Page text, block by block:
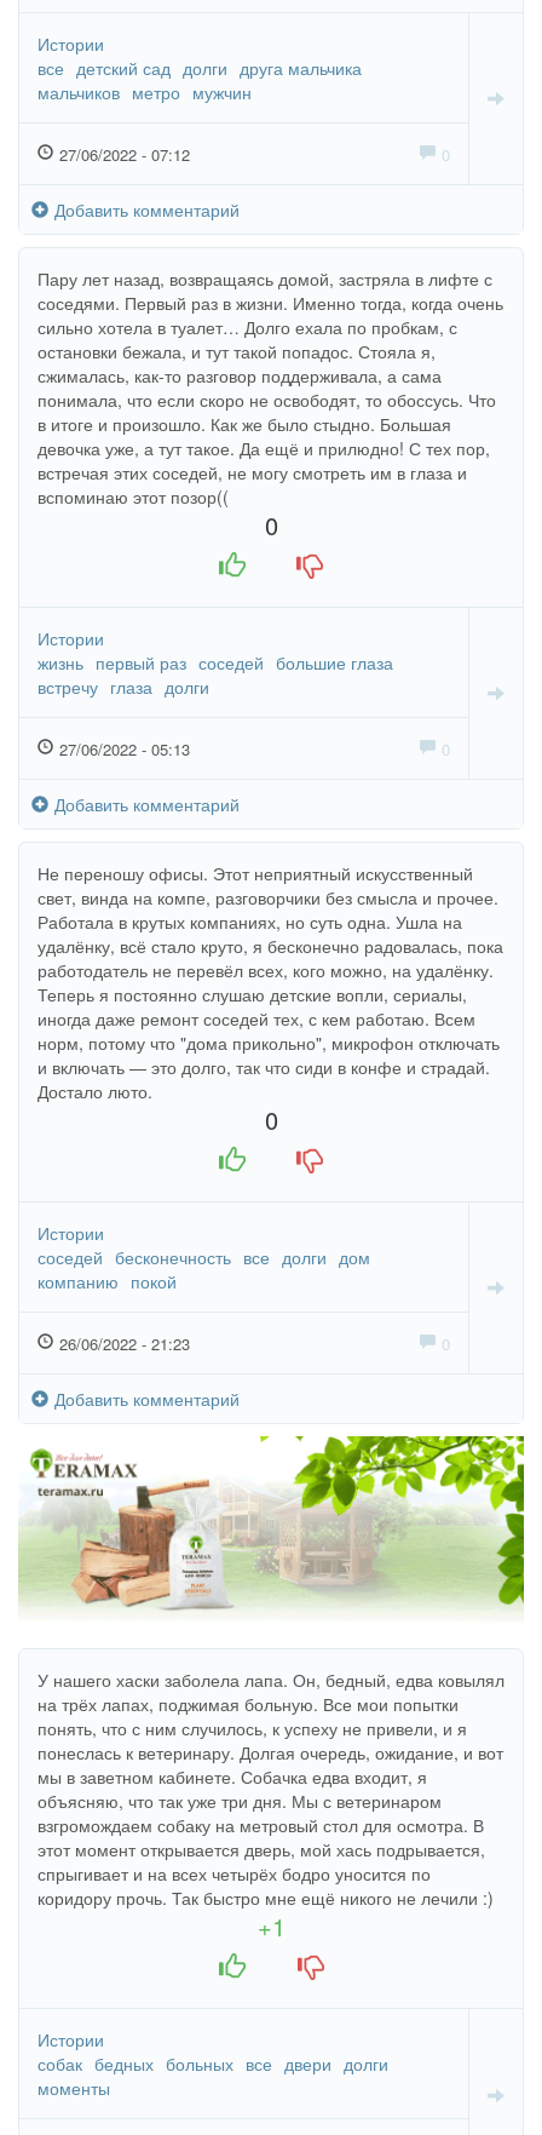
Истории
все детский сад долги друга мальчика
мальчиков метро мужчин
27/06/2022 - 07:12 0
Добавить комментарий
Пару лет назад, возвращаясь домой, застряла в лифте с
соседями. Первый раз в жизни. Именно тогда, когда очень
сильно хотела в туалет… Долго ехала по пробкам, с
остановки бежала, и тут такой попадос. Стояла я,
сжималась, как-то разговор поддерживала, а сама
понимала, что если скоро не освободят, то обоссусь. Что
в итоге и произошло. Как же было стыдно. Большая
девочка уже, а тут такое. Да ещё и прилюдно! С тех пор,
встречая этих соседей, не могу смотреть им в глаза и
вспоминаю этот позор((
0
Истории
жизнь первый раз соседей большие глаза
встречу глаза долги
27/06/2022 - 05:13 0
Добавить комментарий
Не переношу офисы. Этот неприятный искусственный
свет, винда на компе, разговорчики без смысла и прочее.
Работала в крутых компаниях, но суть одна. Ушла на
удалёнку, всё стало круто, я бесконечно радовалась, пока
работодатель не перевёл всех, кого можно, на удалёнку.
Теперь я постоянно слушаю детские вопли, сериалы,
иногда даже ремонт соседей тех, с кем работаю. Всем
норм, потому что "дома прикольно", микрофон отключать
и включать — это долго, так что сиди в конфе и страдай.
Достало люто.
0
Истории
соседей бесконечность все долги дом
компанию покой
26/06/2022 - 21:23 0
Добавить комментарий
У нашего хаски заболела лапа. Он, бедный, едва ковылял
на трёх лапах, поджимая больную. Все мои попытки
понять, что с ним случилось, к успеху не привели, и я
понеслась к ветеринару. Долгая очередь, ожидание, и вот
мы в заветном кабинете. Собачка едва входит, я
объясняю, что так уже три дня. Мы с ветеринаром
взгромождаем собаку на метровый стол для осмотра. В
этот момент открывается дверь, мой хась подрывается,
спрыгивает и на всех четырёх бодро уносится по
коридору прочь. Так быстро мне ещё никого не лечили :)
+1
Истории
собак бедных больных все двери долги
моменты